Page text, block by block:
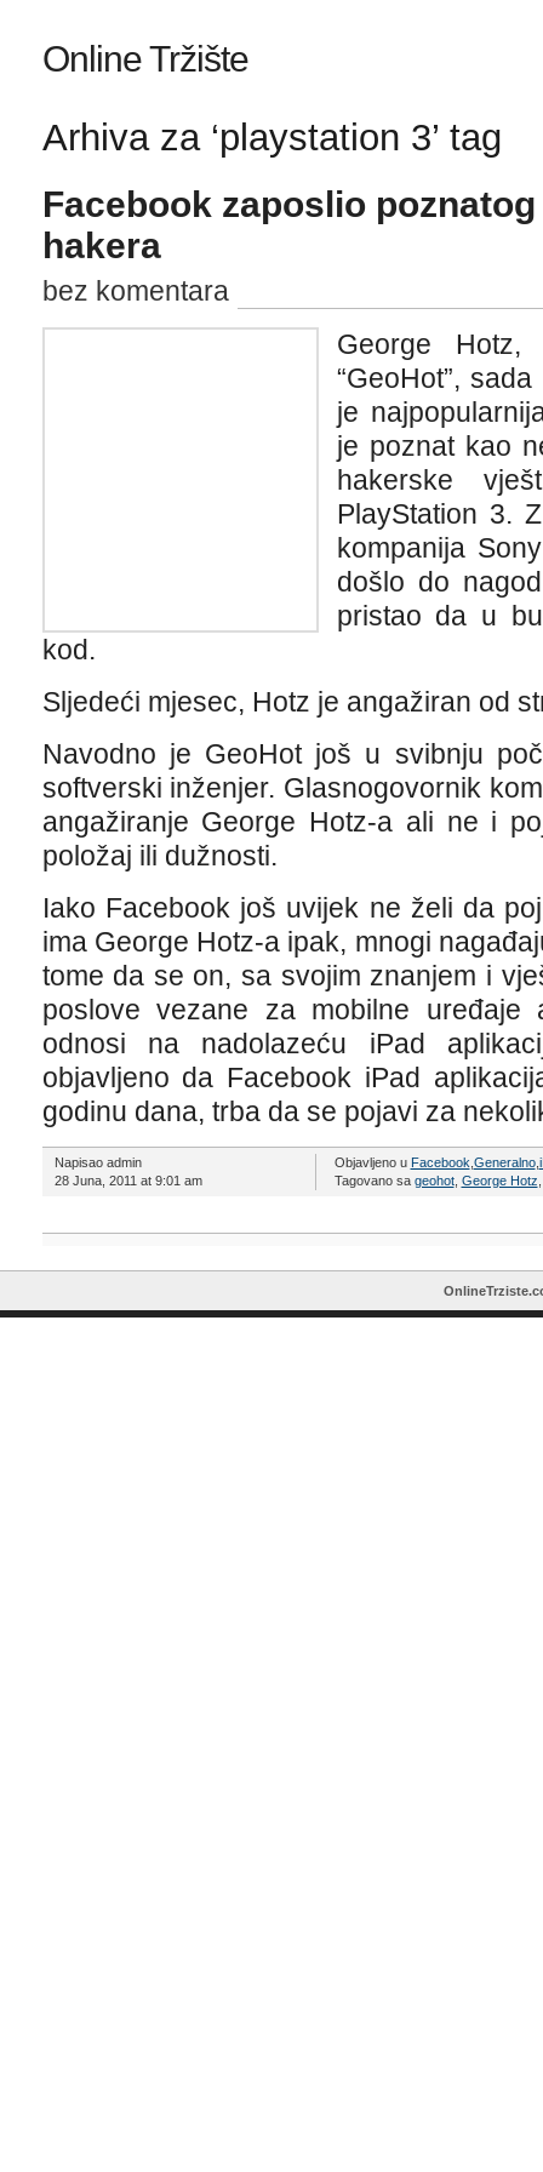
Online Tržište
Arhiva za ‘playstation 3’ tag
Facebook zaposlio
hakera
bez komentara
George
“GeoHot”,
je
je poznat kao
hakerske
PlayStation 3.
kompanija
došlo do
pristao da u
kod.
Sljedeći mjesec, Hotz je angažiran od
Navodno je GeoHot još u svibnju
softverski inženjer. Glasnogovornik
angažiranje George Hotz-a ali ne i
položaj ili dužnosti.
Iako Facebook još uvijek ne želi da
ima George Hotz-a ipak, mnogi
tome da se on, sa svojim znanjem i
poslove vezane za mobilne
odnosi na nadolazeću iPad
objavljeno da Facebook iPad
godinu dana, trba da se pojavi za
Napisao admin
28 Juna, 2011 at 9:01 am
Objavljeno u Facebook Generalno,
Tagovano sa geohot, George Hotz